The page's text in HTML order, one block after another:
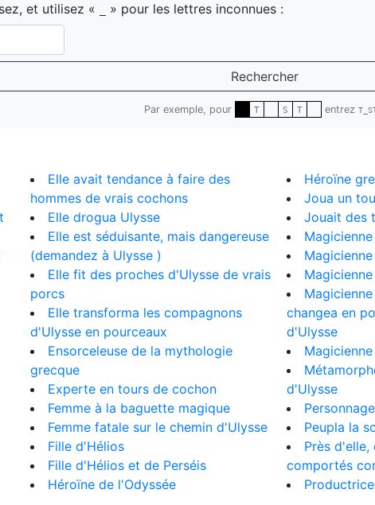
et utilisez « » pour les lettres inconnues :
Rechercher
Par exemple, pour T S T entrez
Elle avait tendance à faire des
hommes de vrais cochons
Elle drogua Ulysse
Elle est séduisante, mais dangereuse
(demandez à Ulysse )
Elle fit des proches d'Ulysse de vrais
porcs
Elle transforma les compagnons
d'Ulysse en pourceaux
Ensorceleuse de la mythologie
grecque
Experte en tours de cochon
Femme à la baguette magique
Femme fatale sur le chemin d'Ulysse
Fille d'Hélios
Fille d'Hélios et de Perséis
Héroïne de l'Odyssée
Héroïne
Joua un
Jouait des
Magicienne
changea en
d'Ulysse
d'Ulysse
Peupla la
Près d'elle,
comportés